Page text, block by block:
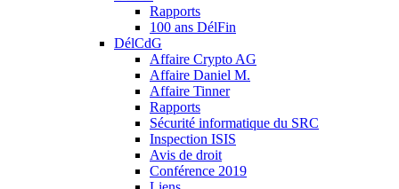
Rapports
100 ans DélFin
DélCdG
Affaire Crypto AG
Affaire Daniel M.
Affaire Tinner
Rapports
Sécurité informatique du SRC
Inspection ISIS
Avis de droit
Conférence 2019